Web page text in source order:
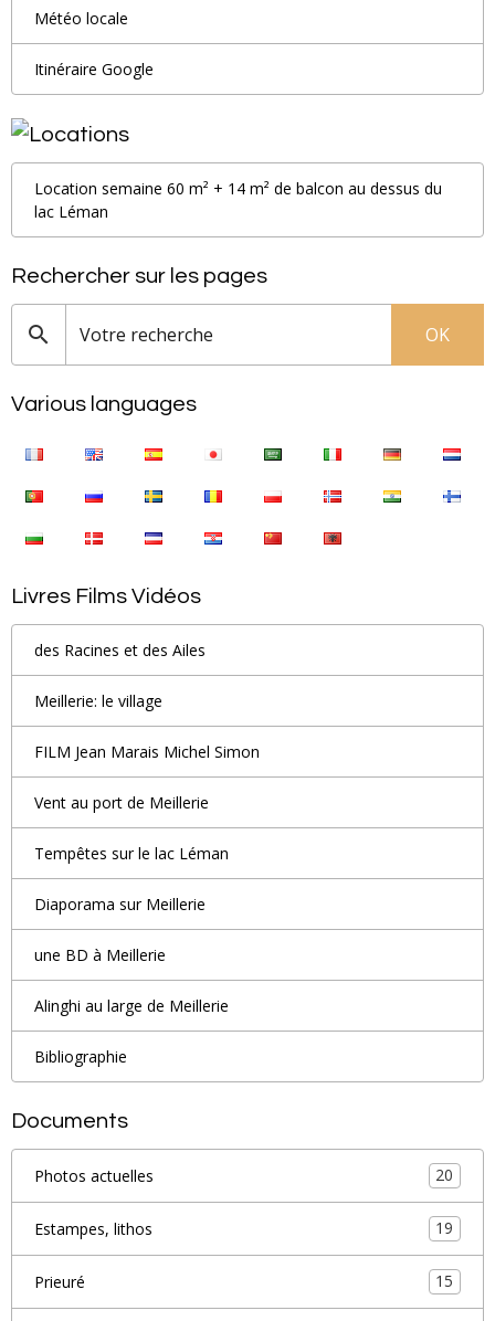
Météo locale
Itinéraire Google
Location semaine 60 m² + 14 m² de balcon au dessus du
lac Léman
Rechercher sur les pages
OK
Various languages
Livres Films Vidéos
des Racines et des Ailes
Meillerie: le village
FILM Jean Marais Michel Simon
Vent au port de Meillerie
Tempêtes sur le lac Léman
Diaporama sur Meillerie
une BD à Meillerie
Alinghi au large de Meillerie
Bibliographie
Documents
Photos actuelles 20
Estampes, lithos 19
Prieuré 15